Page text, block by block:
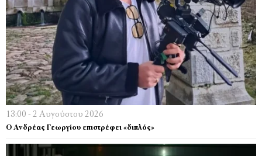
13:00 - 2 Αυγούστου 2026
Ο Ανδρέας Γεωργίου επιστρέφει «διπλός»